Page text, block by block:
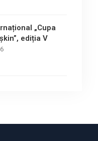
„Cupa
ediția V